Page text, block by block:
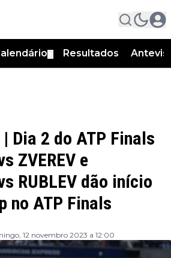
Resultados
| Dia 2 do ATP Finals
ZVEREV e
RUBLEV dão início
no ATP Finals
12 novembro 2023 a 12:00